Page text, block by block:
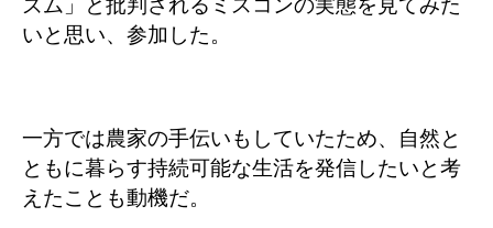
ズム」と批判されるミスコンの実態を見てみた
いと思い、参加した。
一方では農家の手伝いもしていたため、自然と
ともに暮らす持続可能な生活を発信したいと考
えたことも動機だ。